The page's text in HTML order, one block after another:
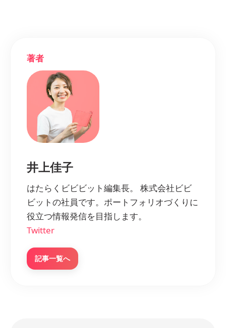
著者
井上佳子
はたらくビビビット編集長。 株式会社ビビ
ビットの社員です。ポートフォリオづくりに
役立つ情報発信を目指します。
Twitter
記事一覧へ